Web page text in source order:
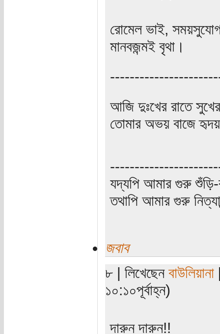
রোমেল ভাই,
মানবজন্মই বৃথা।
আজি দুঃখের রাতে
তোমার অভয় বাজে
যদ্যপি আমার গুরু শুঁড়ি-
তথাপি আমার গুরু
জবাব
৮ | লিখেছেন বাউলিয়ানা
১০:১০পূর্বাহ্ন)
দারুন দারুন!!